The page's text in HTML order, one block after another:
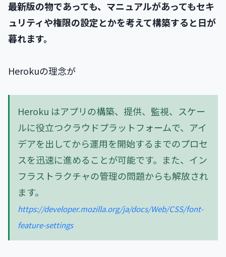
最新版の物であっても、マニュアルがあってもセキ
ュリティや権限の設定とかを考えて構築すると日が
暮れます。
Herokuの理念が
Heroku はアプリの構築、提供、監視、スケー
ルに役立つクラウドプラットフォームで、アイ
デアを出してから運用を開始するまでのプロセ
スを迅速に進めることが可能です。また、イン
フラストラクチャの管理の問題からも解放され
ます。
https://developer.mozilla.org/ja/docs/Web/CSS/font-
feature-settings